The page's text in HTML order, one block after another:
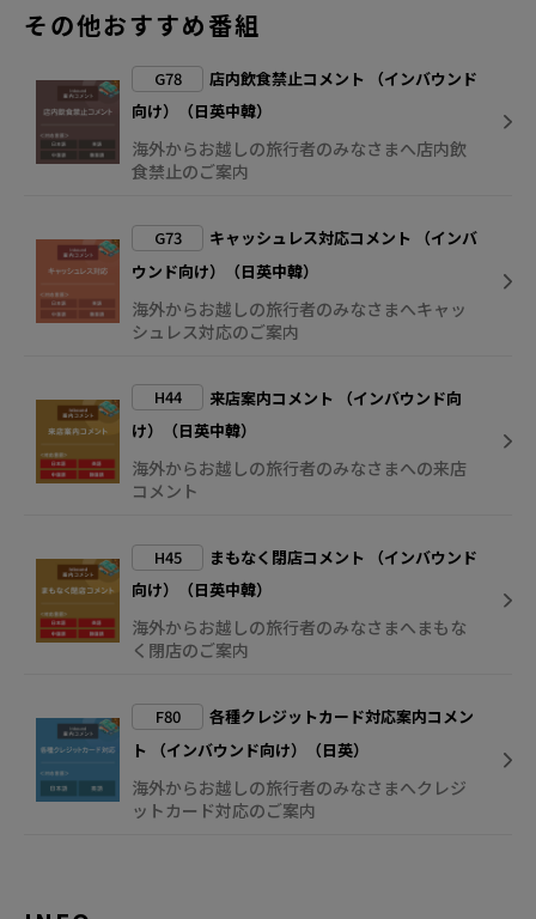
その他おすすめ番組
G78
店内飲食禁止コメント （インバウンド
向け）（日英中韓）
海外からお越しの旅行者のみなさまへ店内飲
食禁止のご案内
G73
キャッシュレス対応コメント （インバ
ウンド向け）（日英中韓）
海外からお越しの旅行者のみなさまへキャッ
シュレス対応のご案内
H44
来店案内コメント （インバウンド向
け）（日英中韓）
海外からお越しの旅行者のみなさまへの来店
コメント
H45
まもなく閉店コメント （インバウンド
向け）（日英中韓）
海外からお越しの旅行者のみなさまへまもな
く閉店のご案内
F80
各種クレジットカード対応案内コメン
ト （インバウンド向け）（日英）
海外からお越しの旅行者のみなさまへクレジ
ットカード対応のご案内